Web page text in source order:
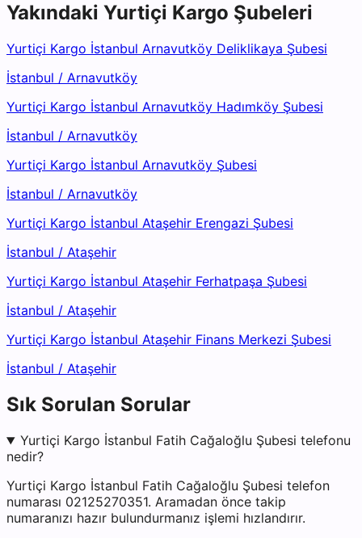
Yakındaki Yurtiçi Kargo Şubeleri
Yurtiçi Kargo İstanbul Arnavutköy Deliklikaya Şubesi
İstanbul / Arnavutköy
Yurtiçi Kargo İstanbul Arnavutköy Hadımköy Şubesi
İstanbul / Arnavutköy
Yurtiçi Kargo İstanbul Arnavutköy Şubesi
İstanbul / Arnavutköy
Yurtiçi Kargo İstanbul Ataşehir Erengazi Şubesi
İstanbul / Ataşehir
Yurtiçi Kargo İstanbul Ataşehir Ferhatpaşa Şubesi
İstanbul / Ataşehir
Yurtiçi Kargo İstanbul Ataşehir Finans Merkezi Şubesi
İstanbul / Ataşehir
Sık Sorulan Sorular
Yurtiçi Kargo İstanbul Fatih Cağaloğlu Şubesi telefonu
nedir?
Yurtiçi Kargo İstanbul Fatih Cağaloğlu Şubesi telefon
numarası 02125270351. Aramadan önce takip
numaranızı hazır bulundurmanız işlemi hızlandırır.